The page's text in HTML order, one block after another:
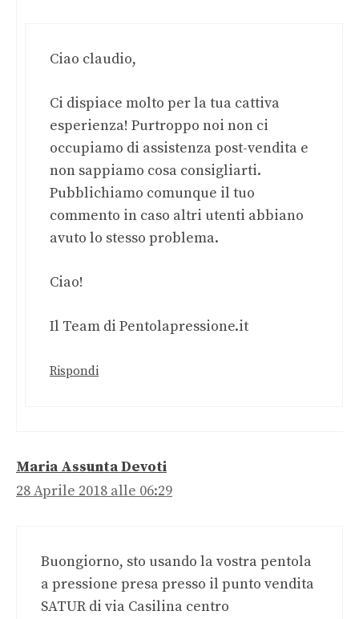
Ciao claudio,
Ci dispiace molto per la tua cattiva
esperienza! Purtroppo noi non ci
occupiamo di assistenza post-vendita e
non sappiamo cosa consigliarti.
Pubblichiamo comunque il tuo
commento in caso altri utenti abbiano
avuto lo stesso problema.
Ciao!
Il Team di Pentolapressione.it
Rispondi
Maria Assunta Devoti
28 Aprile 2018 alle 06:29
Buongiorno, sto usando la vostra pentola
a pressione presa presso il punto vendita
SATUR di via Casilina centro